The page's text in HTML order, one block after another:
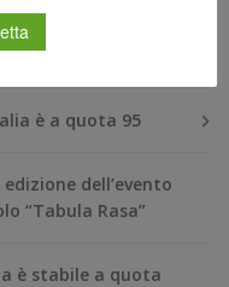
è a quota 95
dell’evento
“Tabula Rasa”
è stabile a quota